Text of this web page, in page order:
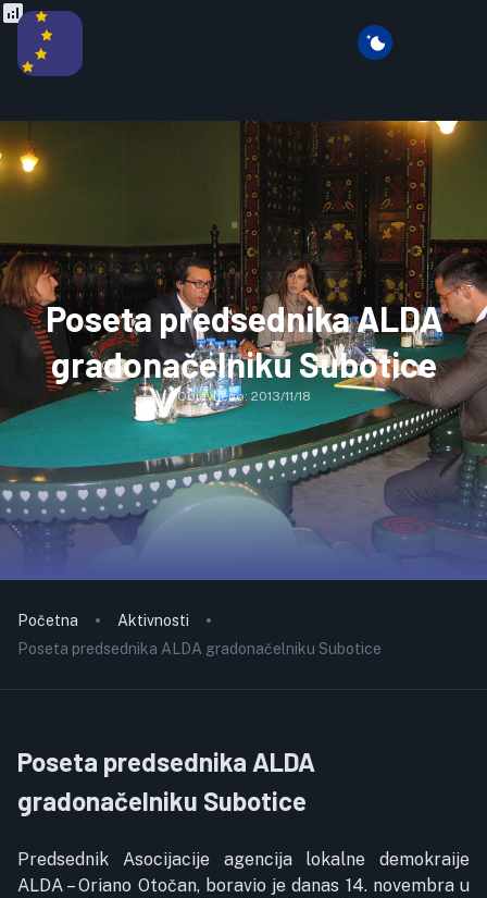
Poseta predsednika ALDA
gradonačelniku Subotice
Objavljeno:2013/11/18
Početna
Aktivnosti
Poseta predsednika ALDA gradonačelniku Subotice
Poseta predsednika ALDA
gradonačelniku Subotice
Predsednik Asocijacije agencija lokalne demokraije
ALDA – Oriano Otočan, boravio je danas 14. novembra u